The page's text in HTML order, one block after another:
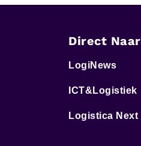
Direct Naar
LogiNews
ICT&Logistiek
Logistica Next